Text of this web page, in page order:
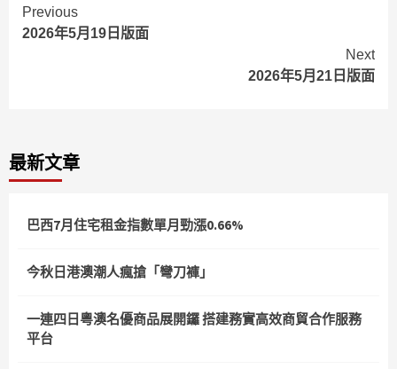
Continue
Reading
Previous
2026年5月19日版面
Next
2026年5月21日版面
最新文章
巴西7月住宅租金指數單月勁漲0.66%
今秋日港澳潮人瘋搶「彎刀褲」
一連四日粵澳名優商品展開鑼 搭建務實高效商貿合作服務
平台